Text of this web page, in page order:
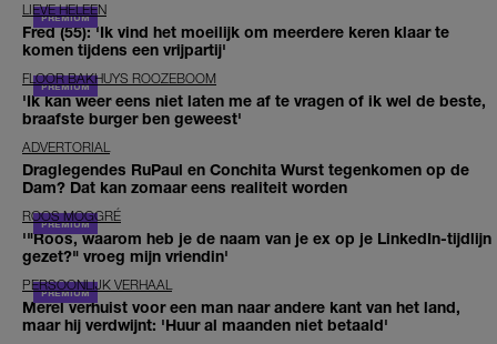
LIEVE HELEEN
Fred (55): 'Ik vind het moeilijk om meerdere keren klaar te
komen tijdens een vrijpartij'
FLOOR BAKHUYS ROOZEBOOM
'Ik kan weer eens niet laten me af te vragen of ik wel de beste,
braafste burger ben geweest'
ADVERTORIAL
Draglegendes RuPaul en Conchita Wurst tegenkomen op de
Dam? Dat kan zomaar eens realiteit worden
ROOS MOGGRÉ
'"Roos, waarom heb je de naam van je ex op je LinkedIn-tijdlijn
gezet?" vroeg mijn vriendin'
PERSOONLIJK VERHAAL
Merel verhuist voor een man naar andere kant van het land,
maar hij verdwijnt: 'Huur al maanden niet betaald'